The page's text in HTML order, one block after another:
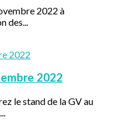
2022 à
2022
le stand de la GV au